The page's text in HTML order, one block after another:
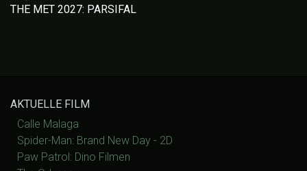
THE MET 2027: PARSIFAL
AKTUELLE FILM
Calle Malaga
Spider-Man: Brand New Day - 2D
Paw Patrol: Dino Filmen